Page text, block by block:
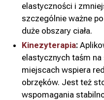
elastyczności i
szczególnie ważne
duże obszary ciała.
Kinezyterapia:
elastycznych taśm
miejscach wspiera
obrzęków. Jest też
wspomagania